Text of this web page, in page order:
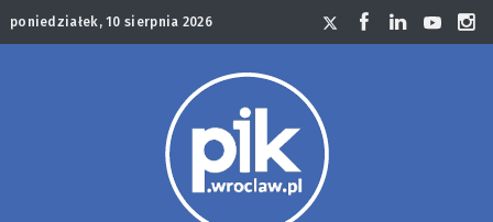
poniedziałek, 10 sierpnia 2026